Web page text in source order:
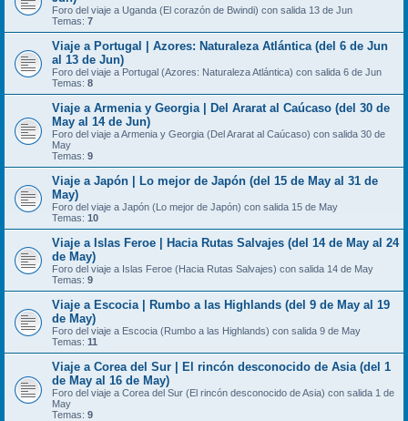
Foro del viaje a Uganda (El corazón de Bwindi) con salida 13 de Jun
Temas: 7
Viaje a Portugal | Azores: Naturaleza Atlántica (del 6 de Jun
al 13 de Jun)
Foro del viaje a Portugal (Azores: Naturaleza Atlántica) con salida 6 de Jun
Temas: 8
Viaje a Armenia y Georgia | Del Ararat al Caúcaso (del 30 de
May al 14 de Jun)
Foro del viaje a Armenia y Georgia (Del Ararat al Caúcaso) con salida 30 de
May
Temas: 9
Viaje a Japón | Lo mejor de Japón (del 15 de May al 31 de
May)
Foro del viaje a Japón (Lo mejor de Japón) con salida 15 de May
Temas: 10
Viaje a Islas Feroe | Hacia Rutas Salvajes (del 14 de May al 24
de May)
Foro del viaje a Islas Feroe (Hacia Rutas Salvajes) con salida 14 de May
Temas: 9
Viaje a Escocia | Rumbo a las Highlands (del 9 de May al 19
de May)
Foro del viaje a Escocia (Rumbo a las Highlands) con salida 9 de May
Temas: 11
Viaje a Corea del Sur | El rincón desconocido de Asia (del 1
de May al 16 de May)
Foro del viaje a Corea del Sur (El rincón desconocido de Asia) con salida 1 de
May
Temas: 9